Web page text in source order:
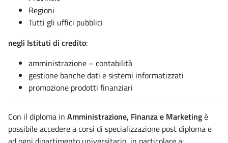
Regioni
Tutti gli uffici pubblici
negli Istituti di credito:
amministrazione – contabilità
gestione banche dati e sistemi informatizzati
promozione prodotti finanziari
Con il diploma in Amministrazione, Finanza e Marketingè
possibile accedere a corsi di specializzazione post diploma e